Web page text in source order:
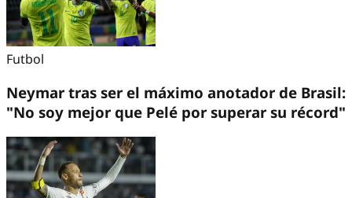
Futbol
Neymar tras ser el máximo anotador de Brasil:
"No soy mejor que Pelé por superar su récord"